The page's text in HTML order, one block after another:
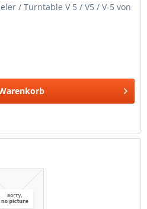
/ Turntable V 5 / V5 / V-5 von